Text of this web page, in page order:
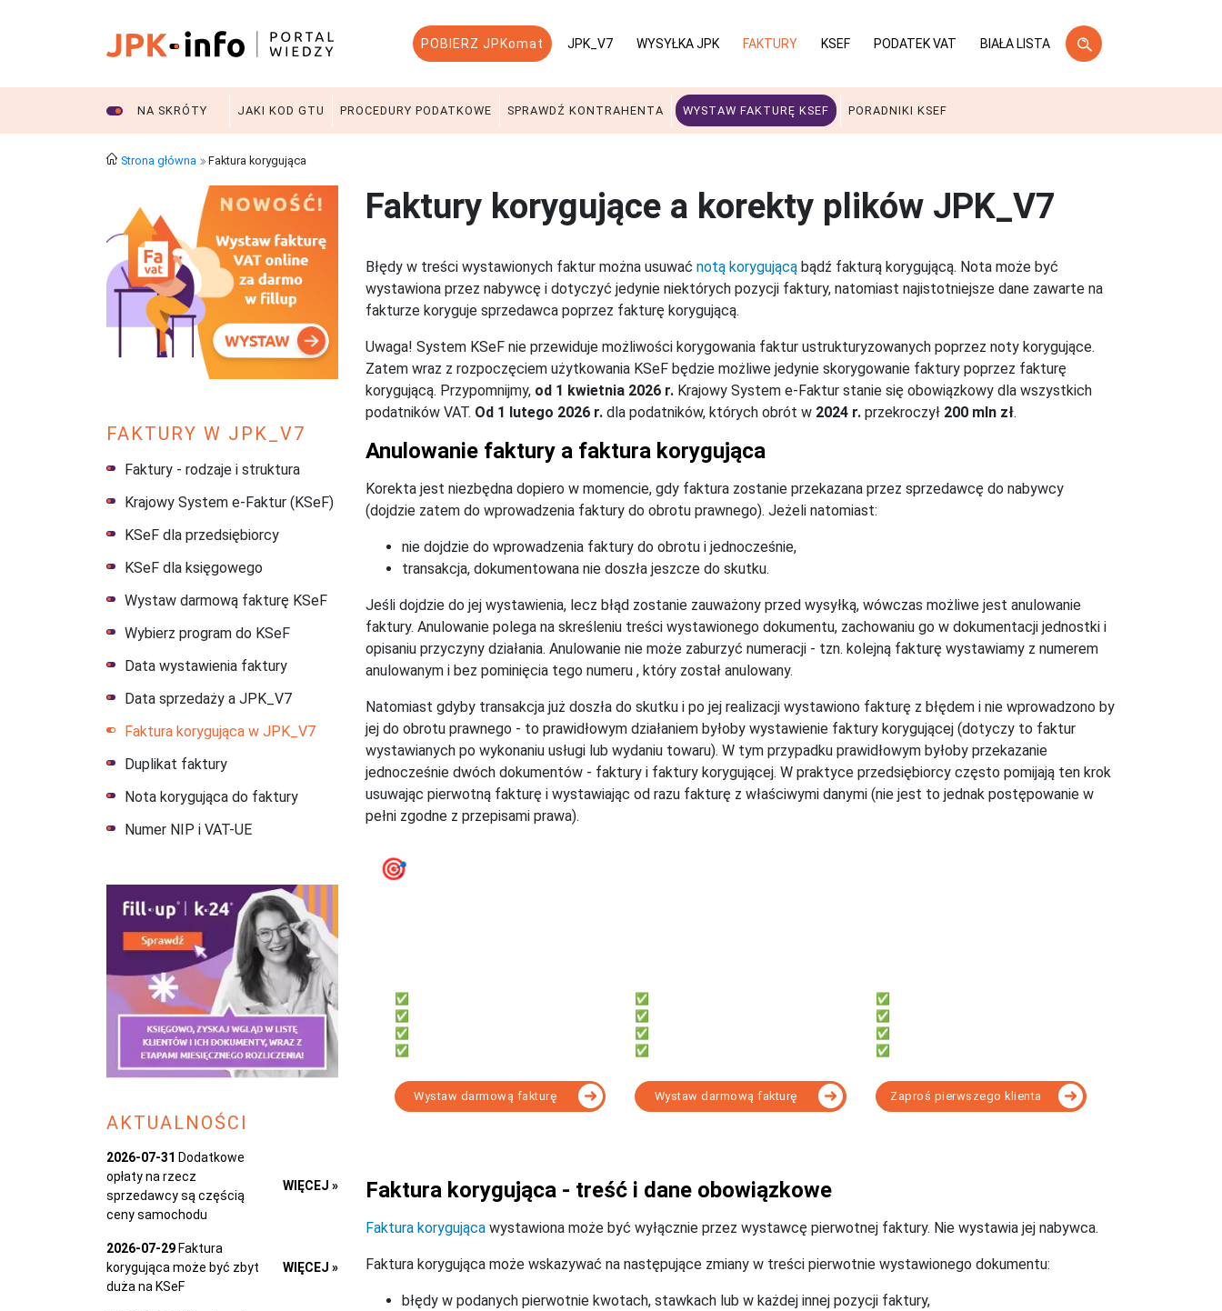
POBIERZ JPKomat JPK_V7 WYSYŁKA JPK FAKTURY KSEF PODATEK VAT BIAŁA LISTA
NA SKRÓTY JAKI KOD GTU PROCEDURY PODATKOWE SPRAWDŹ KONTRAHENTA WYSTAW FAKTURĘ KSEF PORADNIKI KSEF
Strona główna Faktura korygująca
FAKTURY W JPK_V7
Faktury - rodzaje i struktura
Krajowy System e-Faktur (KSeF)
KSeF dla przedsiębiorcy
KSeF dla księgowego
Wystaw darmową fakturę KSeF
Wybierz program do KSeF
Data wystawienia faktury
Data sprzedaży a JPK_V7
Faktura korygująca w JPK_V7
Duplikat faktury
Nota korygująca do faktury
Numer NIP i VAT-UE
AKTUALNOŚCI
2026-07-31 Dodatkowe
opłaty na rzecz
sprzedawcy są częścią
ceny samochodu
WIĘCEJ »
2026-07-29Faktura
korygująca może być zbyt
duża na KSeF
WIĘCEJ »
Faktury korygujące a korekty plików JPK_V7
Błędy w treści wystawionych faktur można usuwać notą korygującą bądź fakturą korygującą. Nota może być
wystawiona przez nabywcę i dotyczyć jedynie niektórych pozycji faktury, natomiast najistotniejsze dane zawarte na
fakturze koryguje sprzedawca poprzez fakturę korygującą.
Uwaga! System KSeF nie przewiduje możliwości korygowania faktur ustrukturyzowanych poprzez noty korygujące.
Zatem wraz z rozpoczęciem użytkowania KSeF będzie możliwe jedynie skorygowanie faktury poprzez fakturę
korygującą. Przypomnijmy, od 1 kwietnia 2026 r. Krajowy System e-Faktur stanie się obowiązkowy dla wszystkich
podatników VAT. Od 1 lutego 2026 r. dla podatników, których obrót w 2024 r. przekroczył 200 mln zł.
Anulowanie faktury a faktura korygująca
Korekta jest niezbędna dopiero w momencie, gdy faktura zostanie przekazana przez sprzedawcę do nabywcy
(dojdzie zatem do wprowadzenia faktury do obrotu prawnego). Jeżeli natomiast:
nie dojdzie do wprowadzenia faktury do obrotu i jednocześnie,
transakcja, dokumentowana nie doszła jeszcze do skutku.
Jeśli dojdzie do jej wystawienia, lecz błąd zostanie zauważony przed wysyłką, wówczas możliwe jest anulowanie
faktury. Anulowanie polega na skreśleniu treści wystawionego dokumentu, zachowaniu go w dokumentacji jednostki i
opisaniu przyczyny działania. Anulowanie nie może zaburzyć numeracji - tzn. kolejną fakturę wystawiamy z numerem
anulowanym i bez pominięcia tego numeru , który został anulowany.
Natomiast gdyby transakcja już doszła do skutku i po jej realizacji wystawiono fakturę z błędem i nie wprowadzono by
jej do obrotu prawnego - to prawidłowym działaniem byłoby wystawienie faktury korygującej (dotyczy to faktur
wystawianych po wykonaniu usługi lub wydaniu towaru). W tym przypadku prawidłowym byłoby przekazanie
jednocześnie dwóch dokumentów - faktury i faktury korygującej. W praktyce przedsiębiorcy często pomijają ten krok
usuwając pierwotną fakturę i wystawiając od razu fakturę z właściwymi danymi (nie jest to jednak postępowanie w
pełni zgodne z przepisami prawa).
🎯
✅ Samodzielnie księgować
✅ Oszczędzić czas i pieniądze
✅ Mieć dostęp z telefonu i komputera
✅ Fakturować za darmo z KSeF
Wystaw darmową fakturę
✅ 7 000+ formularzy w tym KSeF
✅ e-Deklaracji, JPK, e-ZUS
✅ Obsługi wielu firm
✅ Narzędzia do formalności
Wystaw darmową fakturę
✅ System do współpracy z klientami
✅ Dać klientom darmowe faktury
✅ Obsługi KSeF bez instalacji
✅ Rozliczać KPiR lub Ryczałt
Zaproś pierwszego klienta
Faktura korygująca - treść i dane obowiązkowe
Faktura korygująca wystawiona może być wyłącznie przez wystawcę pierwotnej faktury. Nie wystawia jej nabywca.
Faktura korygująca może wskazywać na następujące zmiany w treści pierwotnie wystawionego dokumentu:
błędy w podanych pierwotnie kwotach, stawkach lub w każdej innej pozycji faktury,